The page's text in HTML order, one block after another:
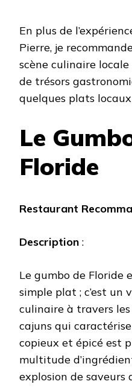
En plus de
Pierre, je
scène culinaire locale
de trésors
quelques plats
Le
Floride
Restaurant
Description :
Le gumbo de Floride
simple plat ; c’est un
culinaire à travers
cajuns qui
copieux et épicé est
multitude
explosion de saveurs